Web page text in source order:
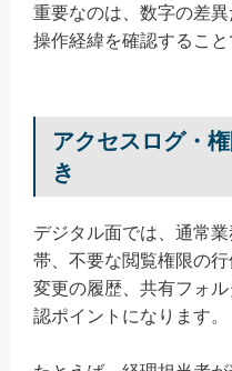
重要なのは、数字の差
操作経緯を確認すること
アクセスログ・
き
デジタル面では、通常
帯、不要な閲覧権限の
変更の履歴、共有フォ
認ポイントになります。